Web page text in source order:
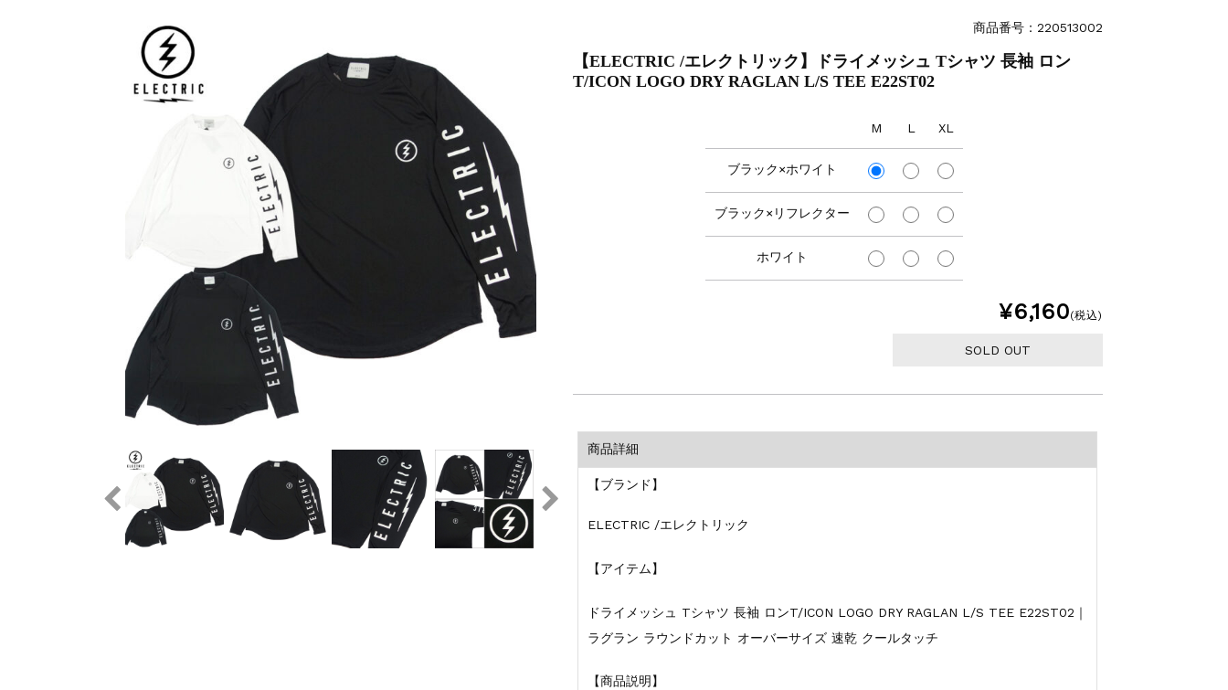
商品番号：220513002
【ELECTRIC /エレクトリック】ドライメッシュ Tシャツ 長袖 ロン
T/ICON LOGO DRY RAGLAN L/S TEE E22ST02
M L XL
ブラック×ホワイト
ブラック×リフレクター
ホワイト
¥6,160(税込)
SOLD OUT
商品詳細
【ブランド】
ELECTRIC /エレクトリック
【アイテム】
ドライメッシュ Tシャツ 長袖 ロンT/ICON LOGO DRY RAGLAN L/S TEE E22ST02｜
ラグラン ラウンドカット オーバーサイズ 速乾 クールタッチ
【商品説明】